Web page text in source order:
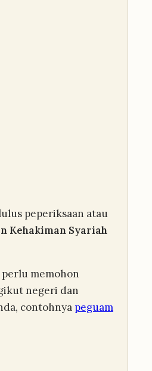
peperiksaan atau
Kehakiman Syariah
memohon
negeri dan
contohnya peguam